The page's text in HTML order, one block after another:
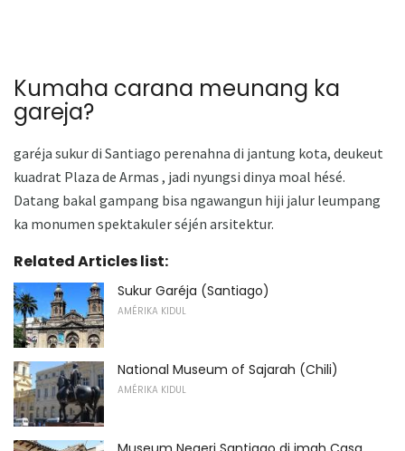
Kumaha carana meunang ka
gareja?
garéja sukur di Santiago perenahna di jantung kota, deukeut
kuadrat Plaza de Armas , jadi nyungsi dinya moal hésé.
Datang bakal gampang bisa ngawangun hiji jalur leumpang
ka monumen spektakuler séjén arsitektur.
Related Articles list:
Sukur Garéja (Santiago)
AMÉRIKA KIDUL
National Museum of Sajarah (Chili)
AMÉRIKA KIDUL